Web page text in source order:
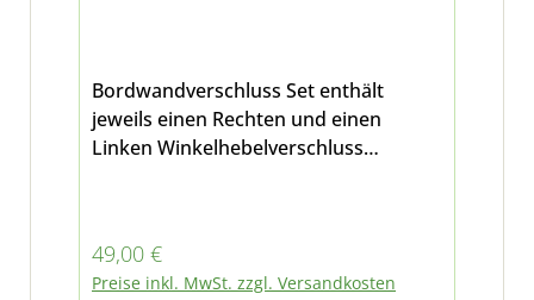
Bordwandverschluss Set enthält
jeweils einen Rechten und einen
Linken Winkelhebelverschluss
Regulärer Preis:
49,00 €
Preise inkl. MwSt. zzgl. Versandkosten